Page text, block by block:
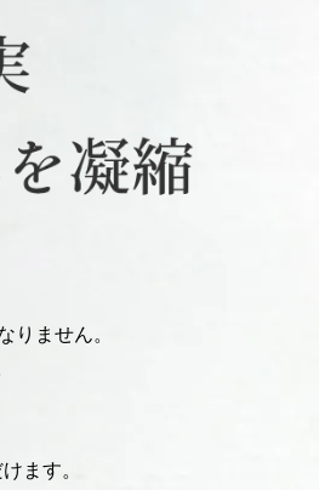
りません。
ます。